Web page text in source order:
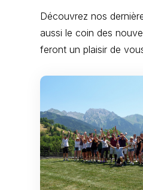
Découvrez nos
aussi le coin des
feront un plaisir de